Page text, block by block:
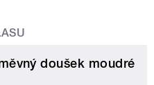
doušek moudré